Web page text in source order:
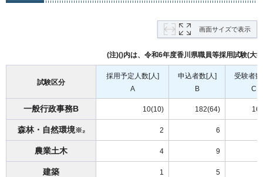
画面サイズで表示
(注)()内は、令和6年度香川県職員等採用試験(大
試験区分
採用予定人数[人]
A
申込者数[人]
B
受験者
C
一般行政事務B 10(10) 182(64)
森林・自然環境※₂ 2 6
農業土木 4 9
建築 1 5